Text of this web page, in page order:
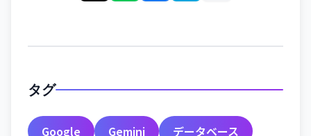
タグ
Google Gemini データベース